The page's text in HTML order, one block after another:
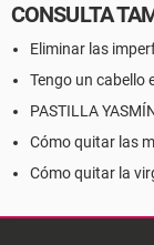
CONSULTA
Eliminar las
Tengo un cabello
PASTILLA
Cómo quitar las
Cómo quitar la